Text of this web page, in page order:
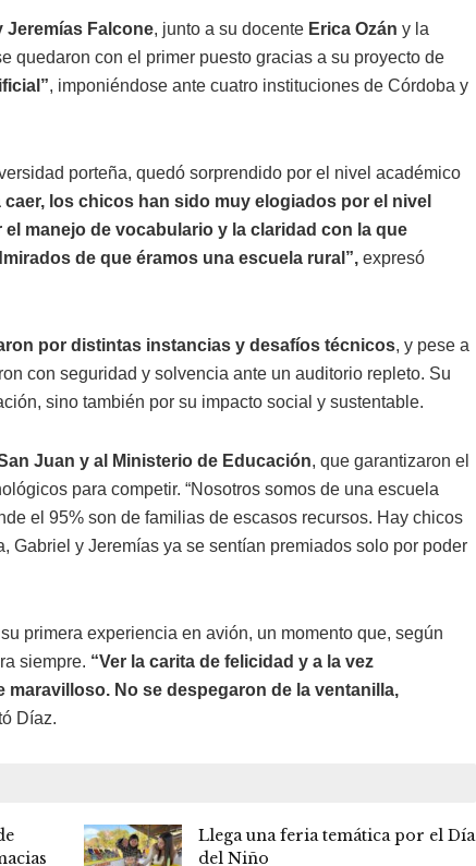
Jeremías Falcone, junto a su docente Erica Ozán y la
quedaron con el primer puesto gracias a su proyecto de
, imponiéndose ante cuatro instituciones de Córdoba y
porteña, quedó sorprendido por el nivel académico
caer, los chicos han sido muy elogiados por el nivel
manejo de vocabulario y la claridad con la que
de que éramos una escuela rural”, expresó
por distintas instancias y desafíos técnicos, y pese a
con seguridad y solvencia ante un auditorio repleto. Su
sino también por su impacto social y sustentable.
Juan y al Ministerio de Educación, que garantizaron el
para competir. “Nosotros somos de una escuela
el 95% son de familias de escasos recursos. Hay chicos
Gabriel y Jeremías ya se sentían premiados solo por poder
primera experiencia en avión, un momento que, según
siempre. “Ver la carita de felicidad y a la vez
No se despegaron de la ventanilla,
Díaz.
Llega una feria temática por el Día
del Niño